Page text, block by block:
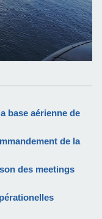
base aérienne de
de la
des meetings